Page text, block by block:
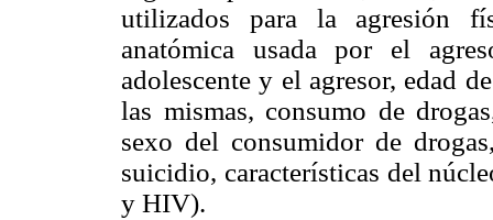
utilizados para la agresión
anatómica usada por el
adolescente y el agresor, edad
las mismas, consumo de
sexo del consumidor de
suicidio, características del
y HIV).